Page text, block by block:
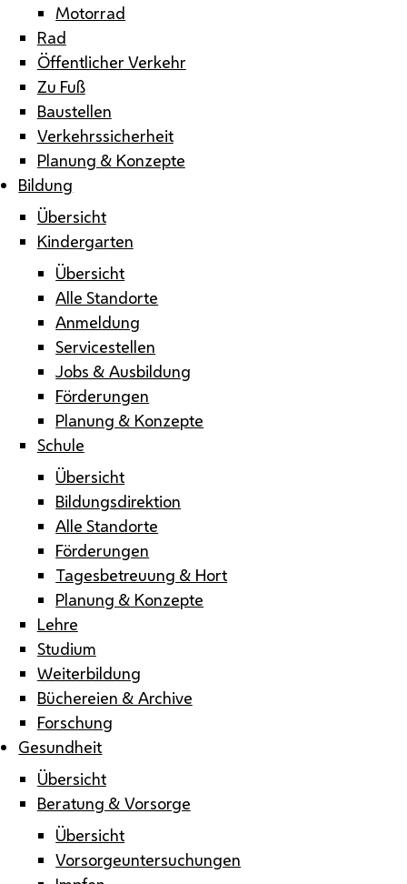
Motorrad
Rad
Öffentlicher Verkehr
Zu Fuß
Baustellen
Verkehrssicherheit
Planung & Konzepte
Bildung
Übersicht
Kindergarten
Übersicht
Alle Standorte
Anmeldung
Servicestellen
Jobs & Ausbildung
Förderungen
Planung & Konzepte
Schule
Übersicht
Bildungsdirektion
Alle Standorte
Förderungen
Tagesbetreuung & Hort
Planung & Konzepte
Lehre
Studium
Weiterbildung
Büchereien & Archive
Forschung
Gesundheit
Übersicht
Beratung & Vorsorge
Übersicht
Vorsorgeuntersuchungen